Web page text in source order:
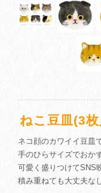
ねこ豆皿(3
ネコ顔のカワイイ豆皿
手のひらサイズでおか
可愛く盛りつけてSNS
積み重ねても大丈夫な